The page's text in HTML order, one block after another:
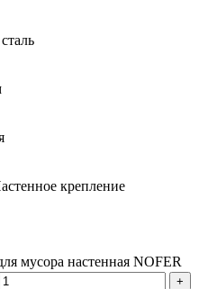
крепление
мусора настенная NOFER